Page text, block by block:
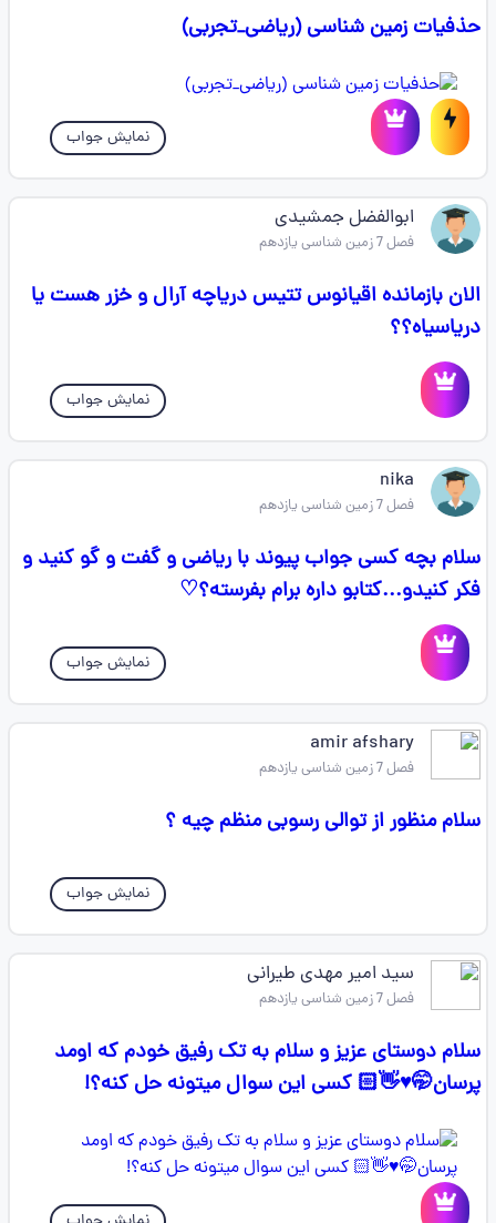
حذفیات زمین شناسی (ریاضی_تجربی)
نمایش جواب
ابوالفضل جمشیدی
فصل 7 زمین شناسی یازدهم
الان بازمانده اقیانوس تتیس دریاچه آرال و خزر هست یا
دریاسیاه؟؟
نمایش جواب
nika
فصل 7 زمین شناسی یازدهم
سلام بچه کسی جواب پیوند با ریاضی و گفت و گو کنید و
فکر کنیدو...کتابو داره برام بفرسته؟♡
نمایش جواب
amir afshary
فصل 7 زمین شناسی یازدهم
سلام منظور از توالی رسوبی منظم چیه ؟
نمایش جواب
سید امیر مهدی طیرانی
فصل 7 زمین شناسی یازدهم
سلام دوستای عزیز و سلام به تک رفیق خودم که اومد
پرسان🤭♥👋🏻 کسی این سوال میتونه حل کنه؟!